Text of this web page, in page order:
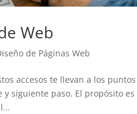
Web
de Páginas Web
accesos te llevan a los
siguiente paso. El propósito